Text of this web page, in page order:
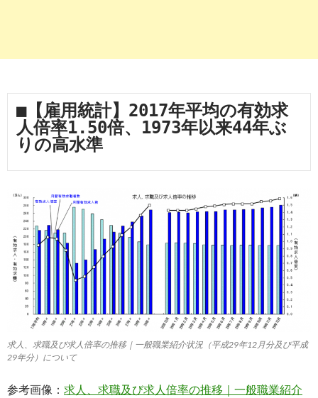
■【雇用統計】2017年平均の有効求
人倍率1.50倍、1973年以来44年ぶ
りの高水準
求人、求職及び求人倍率の推移｜一般職業紹介状況（平成29年12月分及び平成
29年分）について
参考画像： 求人、求職及び求人倍率の推移｜一般職業紹介